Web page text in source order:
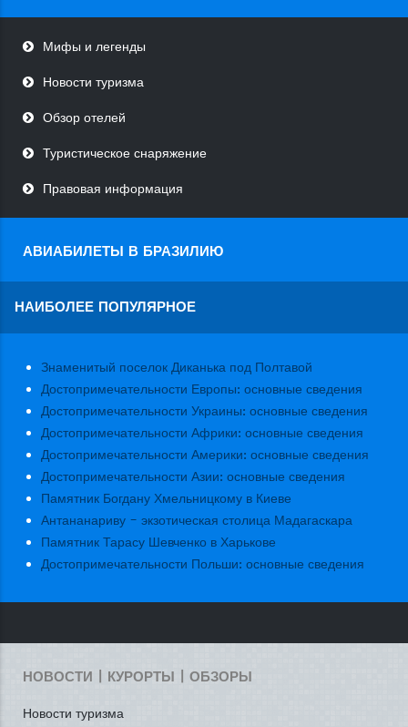
Мифы и легенды
Новости туризма
Обзор отелей
Туристическое снаряжение
Правовая информация
АВИАБИЛЕТЫ В БРАЗИЛИЮ
НАИБОЛЕЕ ПОПУЛЯРНОЕ
Знаменитый поселок Диканька под Полтавой
Достопримечательности Европы: основные сведения
Достопримечательности Украины: основные сведения
Достопримечательности Африки: основные сведения
Достопримечательности Америки: основные сведения
Достопримечательности Азии: основные сведения
Памятник Богдану Хмельницкому в Киеве
Антананариву - экзотическая столица Мадагаскара
Памятник Тарасу Шевченко в Харькове
Достопримечательности Польши: основные сведения
НОВОСТИ | КУРОРТЫ | ОБЗОРЫ
Новости туризма